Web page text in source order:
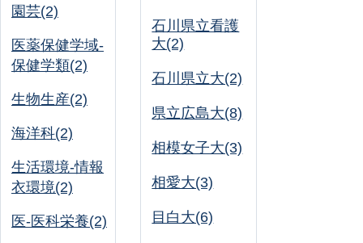
園芸(2)
医薬保健学域-
保健学類(2)
生物生産(2)
海洋科(2)
生活環境-情報
衣環境(2)
医-医科栄養(2)
石川県立看護
大(2)
石川県立大(2)
県立広島大(8)
相模女子大(3)
相愛大(3)
目白大(6)